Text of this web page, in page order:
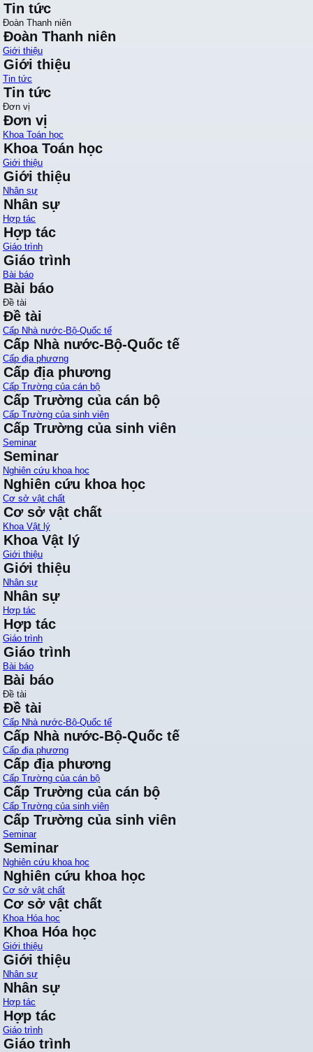
Tin tức
Đoàn Thanh niên
Đoàn Thanh niên
Giới thiệu
Giới thiệu
Tin tức
Tin tức
Đơn vị
Đơn vị
Khoa Toán học
Khoa Toán học
Giới thiệu
Giới thiệu
Nhân sự
Nhân sự
Hợp tác
Hợp tác
Giáo trình
Giáo trình
Bài báo
Bài báo
Đề tài
Đề tài
Cấp Nhà nước-Bộ-Quốc tế
Cấp Nhà nước-Bộ-Quốc tế
Cấp địa phương
Cấp địa phương
Cấp Trường của cán bộ
Cấp Trường của cán bộ
Cấp Trường của sinh viên
Cấp Trường của sinh viên
Seminar
Seminar
Nghiên cứu khoa học
Nghiên cứu khoa học
Cơ sở vật chất
Cơ sở vật chất
Khoa Vật lý
Khoa Vật lý
Giới thiệu
Giới thiệu
Nhân sự
Nhân sự
Hợp tác
Hợp tác
Giáo trình
Giáo trình
Bài báo
Bài báo
Đề tài
Đề tài
Cấp Nhà nước-Bộ-Quốc tế
Cấp Nhà nước-Bộ-Quốc tế
Cấp địa phương
Cấp địa phương
Cấp Trường của cán bộ
Cấp Trường của cán bộ
Cấp Trường của sinh viên
Cấp Trường của sinh viên
Seminar
Seminar
Nghiên cứu khoa học
Nghiên cứu khoa học
Cơ sở vật chất
Cơ sở vật chất
Khoa Hóa học
Khoa Hóa học
Giới thiệu
Giới thiệu
Nhân sự
Nhân sự
Hợp tác
Hợp tác
Giáo trình
Giáo trình